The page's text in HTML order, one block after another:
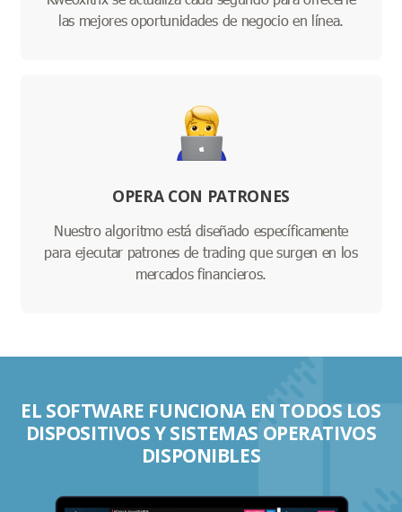
las mejores oportunidades de negocio en línea.
OPERA CON PATRONES
Nuestro algoritmo está diseñado específicamente
para ejecutar patrones de trading que surgen en los
mercados financieros.
EL SOFTWARE FUNCIONA EN TODOS LOS
DISPOSITIVOS Y SISTEMAS OPERATIVOS
DISPONIBLES